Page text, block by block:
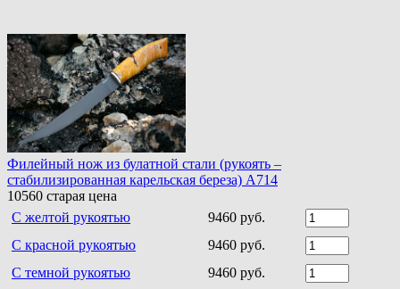
Филейный нож из булатной стали (рукоять –
стабилизированная карельская береза) A714
10560 старая цена
С желтой рукоятью
9460 руб.
С красной рукоятью
9460 руб.
С темной рукоятью
9460 руб.